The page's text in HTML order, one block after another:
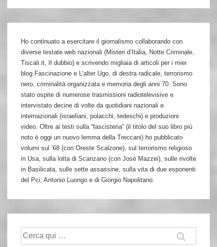
Ho continuato a esercitare il giornalismo collaborando con
diverse testate web nazionali (Misteri d’Italia, Notte Criminale,
Tiscali.it, Il dubbio) e scrivendo migliaia di articoli per i miei
blog Fascinazione e L’alter Ugo, di destra radicale, terrorismo
nero, criminalità organizzata e memoria degli anni 70. Sono
stato ospite di numerose trasmissioni radiotelevisive e
intervistato decine di volte da quotidiani nazionali e
internazionali (israeliani, polacchi, tedeschi) e produzioni
video. Oltre ai testi sulla “fascisteria” (il titolo del suo libro più
noto è oggi un nuovo lemma della Treccani) ho pubblicato
volumi sul ‘68 (con Oreste Scalzone), sul terrorismo religioso
in Usa, sulla lotta di Scanzano (con José Mazzei), sulle rivolte
in Basilicata, sulle sette assassine, sulla vita di due esponenti
del Pci, Antonio Luongo e di Giorgio Napolitano.
Cerca: